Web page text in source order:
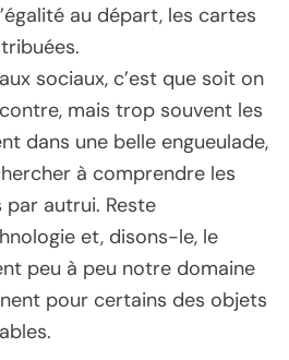
au départ, les cartes
sociaux, c’est que soit on
mais trop souvent les
dans une belle engueulade,
à comprendre les
autrui. Reste
et, disons-le, le
peu à peu notre domaine
pour certains des objets